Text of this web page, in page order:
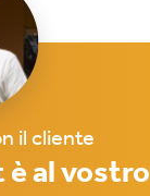
il cliente
è al vostro